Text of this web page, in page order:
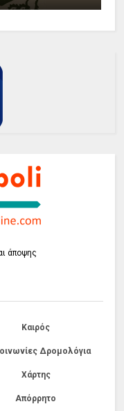
άποψης
Καιρός
Δρομολόγια
Χάρτης
Απόρρητο